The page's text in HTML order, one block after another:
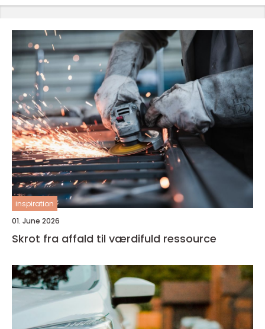
inspiration
01. June 2026
Skrot fra affald til værdifuld ressource